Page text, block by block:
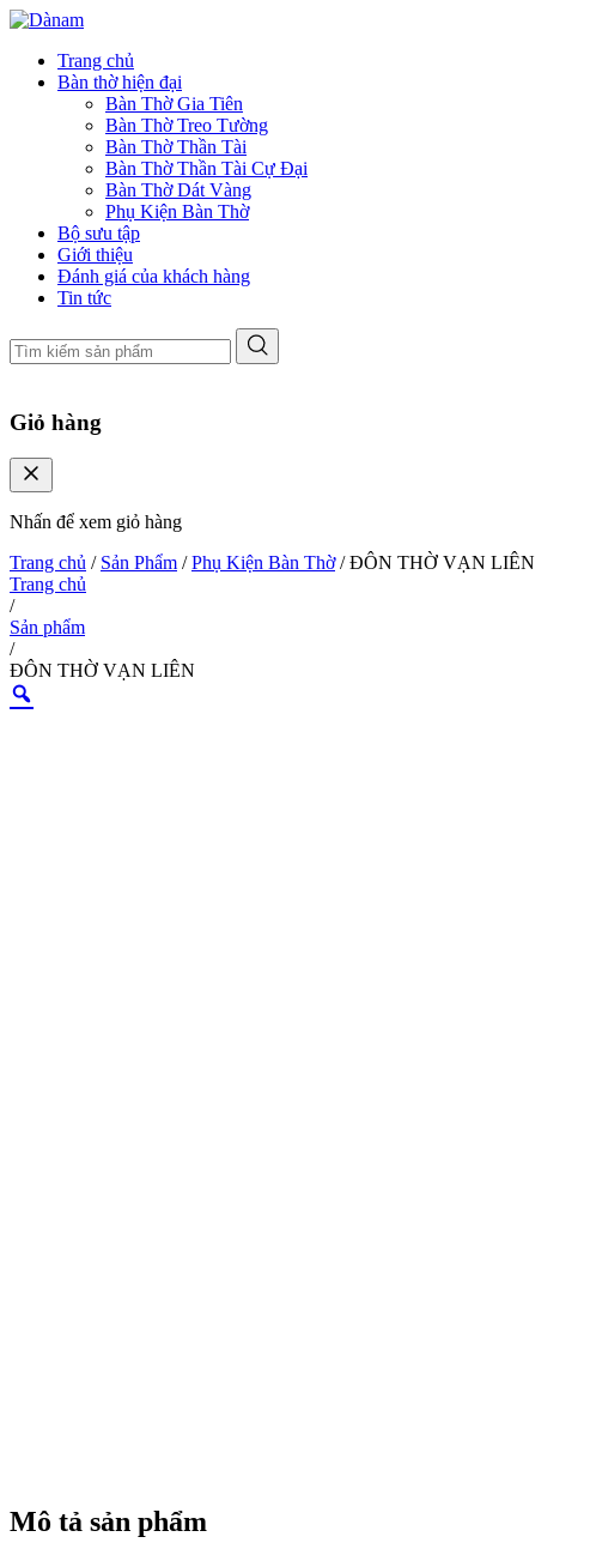
Trang chủ
Bàn thờ hiện đại
Bàn Thờ Gia Tiên
Bàn Thờ Treo Tường
Bàn Thờ Thần Tài
Bàn Thờ Thần Tài Cự Đại
Bàn Thờ Dát Vàng
Phụ Kiện Bàn Thờ
Bộ sưu tập
Giới thiệu
Đánh giá của khách hàng
Tin tức
Giỏ hàng
Nhấn để xem giỏ hàng
Trang chủ / Sản Phẩm /Phụ Kiện Bàn Thờ/ ĐÔN THỜ VẠN LIÊN
Trang chủ
/
Sản phẩm
/
ĐÔN THỜ VẠN LIÊN
Mô tả sản phẩm